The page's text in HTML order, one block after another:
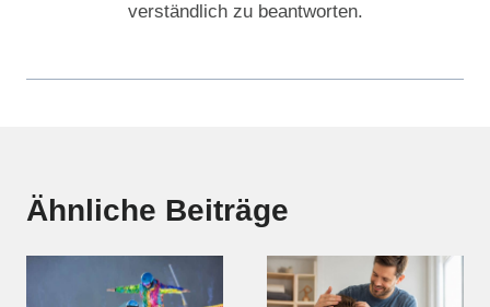
verständlich zu beantworten.
Ähnliche Beiträge